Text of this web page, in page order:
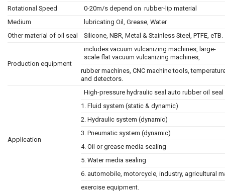
Rotational Speed
0-20m/s depend on rubber-lip material
Medium
lubricating Oil, Grease, Water
Other material of oil seal
Silicone, NBR, Metal & Stainless Steel, PTFE, eTB.
Production equipment
includes vacuum vulcanizing machines, large-
scale flat vacuum vulcanizing machines,
rubber machines, CNC machine tools,
and detectors.
Application
High-pressure hydraulic seal auto rubber oil seal
1. Fluid system (static & dynamic)
2. Hydraulic system (dynamic)
3. Pneumatic system (dynamic)
4. Oil or grease media sealing
5. Water media sealing
6. automobile, motorcycle, industry, agricultural
exercise equipment.